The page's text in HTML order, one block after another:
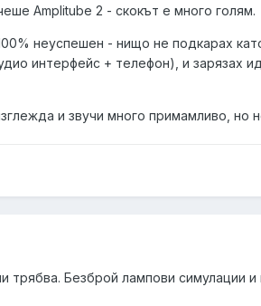
Amplitube 2 - скокът е много голям.
неуспешен - нищо не подкарах
интерфейс + телефон), и зарязах
и звучи много примамливо, но
Безброй лампови симулации и